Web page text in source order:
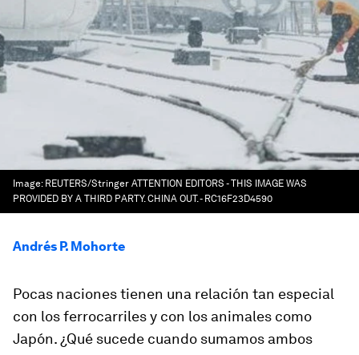
Image: REUTERS/Stringer ATTENTION EDITORS - THIS IMAGE WAS
PROVIDED BY A THIRD PARTY. CHINA OUT. - RC16F23D4590
Andrés P. Mohorte
Pocas naciones tienen una relación tan especial
con los ferrocarriles y con los animales como
Japón. ¿Qué sucede cuando sumamos ambos